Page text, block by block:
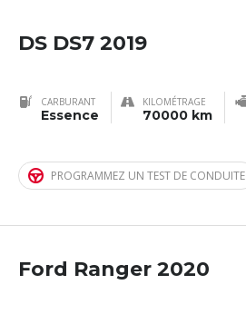
DS DS7 2019
CARBURANT
Essence
KILOMÉTRAGE
70000 km
PROGRAMMEZ UN TEST DE CONDUITE
Ford Ranger 2020